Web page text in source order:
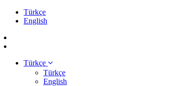
Türkçe
English
Türkçe
Türkçe
English